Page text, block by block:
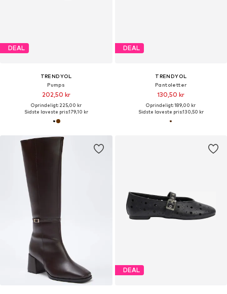
DEAL
TRENDYOL
Pumps
202,50 kr
Oprindeligt: 225,00 kr
Sidste laveste pris:179,10 kr
DEAL
TRENDYOL
Pantoletter
130,50 kr
Oprindeligt: 189,00 kr
Sidste laveste pris:130,50 kr
DEAL